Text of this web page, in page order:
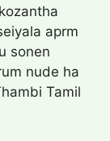
aprm
sonen
nude ha
Tamil